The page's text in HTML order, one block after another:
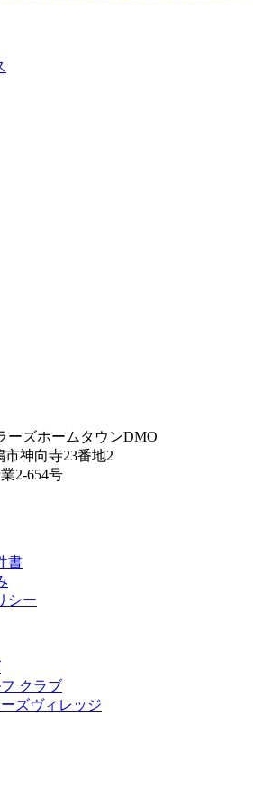
ーズホームタウンDMO
市神向寺23番地2
2-654号
書
シー
クラブ
ズヴィレッジ